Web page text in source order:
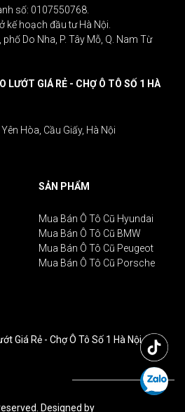
số: 0107550768.
kế hoạch đầu tư Hà Nội.
Do Nha, P. Tây Mỗ, Q. Nam Từ
LƯỚT GIÁ RẺ - CHỢ Ô TÔ SỐ 1 HÀ
Hòa, Cầu Giấy, Hà Nội
SẢN PHẨM
Mua Bán Ô Tô Cũ Hyundai
Mua Bán Ô Tô Cũ BMW
Mua Bán Ô Tô Cũ Peugeot
Mua Bán Ô Tô Cũ Porsche
Giá Rẻ - Chợ Ô Tô Số 1 Hà Nội
Designed by